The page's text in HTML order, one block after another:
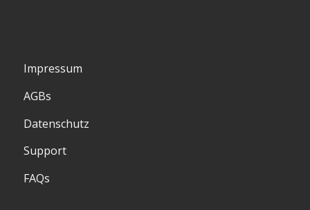
Impressum
AGBs
Datenschutz
Support
FAQs